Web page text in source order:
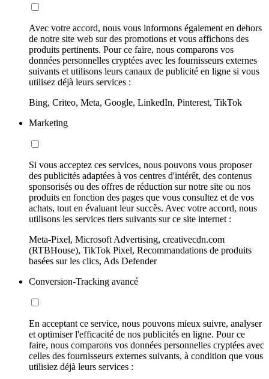
Avec votre accord, nous vous informons également en dehors
de notre site web sur des promotions et vous affichons des
produits pertinents. Pour ce faire, nous comparons vos
données personnelles cryptées avec les fournisseurs externes
suivants et utilisons leurs canaux de publicité en ligne si vous
utilisez déjà leurs services :
Bing, Criteo, Meta, Google, LinkedIn, Pinterest, TikTok
Marketing
Si vous acceptez ces services, nous pouvons vous proposer
des publicités adaptées à vos centres d'intérêt, des contenus
sponsorisés ou des offres de réduction sur notre site ou nos
produits en fonction des pages que vous consultez et de vos
achats, tout en évaluant leur succès. Avec votre accord, nous
utilisons les services tiers suivants sur ce site internet :
Meta-Pixel, Microsoft Advertising, creativecdn.com
(RTBHouse), TikTok Pixel, Recommandations de produits
basées sur les clics, Ads Defender
Conversion-Tracking avancé
En acceptant ce service, nous pouvons mieux suivre, analyser
et optimiser l'efficacité de nos publicités en ligne. Pour ce
faire, nous comparons vos données personnelles cryptées avec
celles des fournisseurs externes suivants, à condition que vous
utilisiez déjà leurs services :